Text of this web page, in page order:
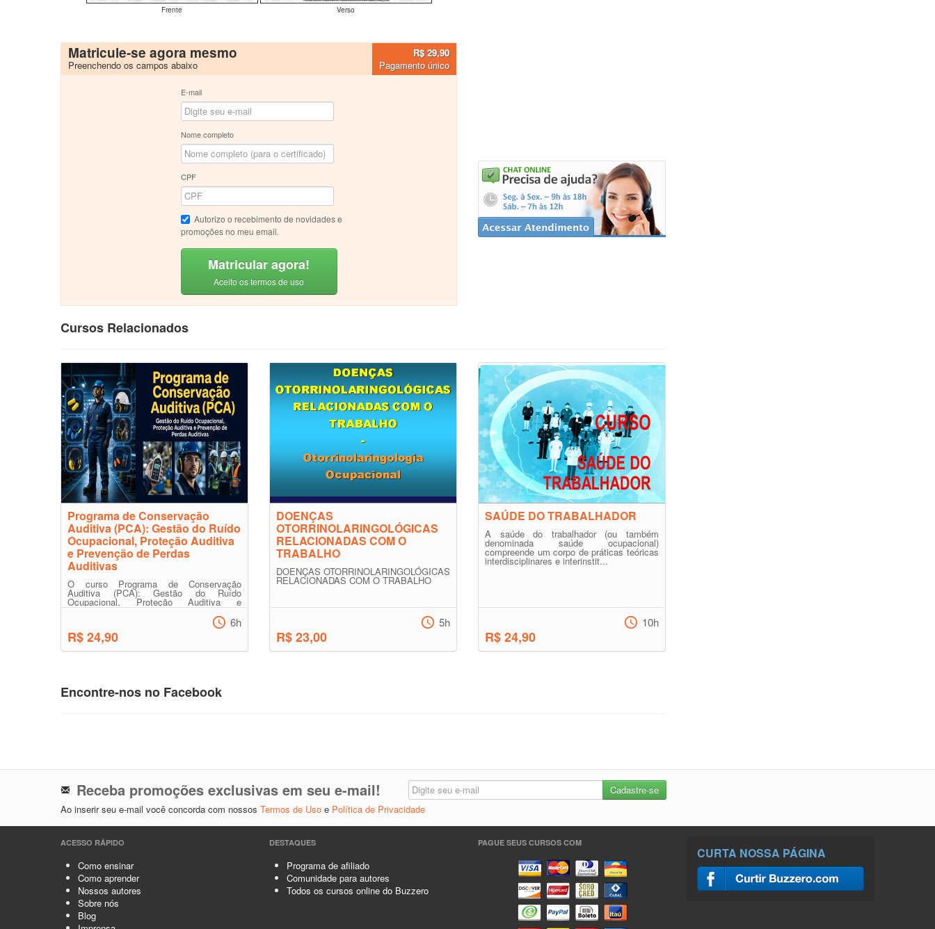
Frente Verso
Matricule-se agora mesmo
Preenchendo os campos abaixo
R$ 29,90
Pagamento único
E-mail
Nome completo
CPF
Autorizo o recebimento de novidades e
promoções no meu email.
Matricular agora!
Aceito os termos de uso
Cursos Relacionados
Programa de Conservação
Auditiva (PCA): Gestão do Ruído
Ocupacional, Proteção Auditiva
e Prevenção de Perdas
Auditivas
O curso Programa de Conservação
Auditiva (PCA): Gestão do Ruído
Ocupacional, Proteção Auditiva e
Prevenção de Perdas Auditivas apresenta
R$ 24,90
6h
DOENÇAS
OTORRINOLARINGOLÓGICAS
RELACIONADAS COM O
TRABALHO
DOENÇAS OTORRINOLARINGOLÓGICAS
RELACIONADAS COM O TRABALHO
R$ 23,00
5h
SAÚDE DO TRABALHADOR
A saúde do trabalhador (ou também
denominada saúde ocupacional)
compreende um corpo de práticas teóricas
interdisciplinares e interinstit...
R$ 24,90
10h
Encontre-nos no Facebook
Receba promoções exclusivas em seu e-mail!
Ao inserir seu e-mail você concorda com nossos Termos de Uso e Política de Privacidade
ACESSO RÁPIDO
Como ensinar
Como aprender
Nossos autores
Sobre nós
Blog
DESTAQUES
Programa de afiliado
Comunidade para autores
Todos os cursos online do Buzzero
PAGUE SEUS CURSOS COM
CURTA NOSSA PÁGINA